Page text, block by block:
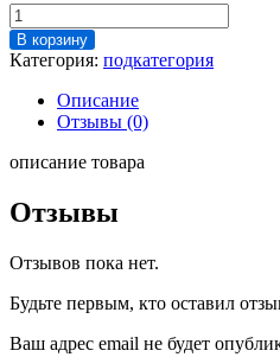
Количество
товара
Пуансон
11/5х2,0
В корзину
Категория: подкатегория
Описание
Отзывы (0)
описание товара
Отзывы
Отзывов пока нет.
Будьте первым, кто оставил
Ваш адрес email не будет